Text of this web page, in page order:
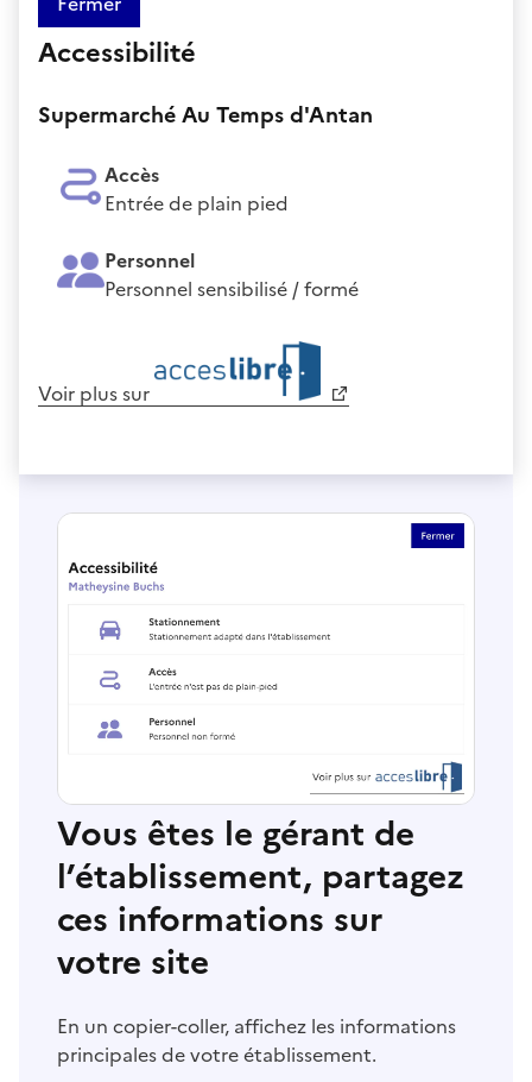
Accessibilité
Supermarché Au Temps d'Antan
Accès
Entrée de plain pied
Personnel
Personnel sensibilisé / formé
Voir plus sur
Vous êtes le gérant de
l’établissement, partagez
ces informations sur
votre site
En un copier-coller, affichez les informations
principales de votre établissement.